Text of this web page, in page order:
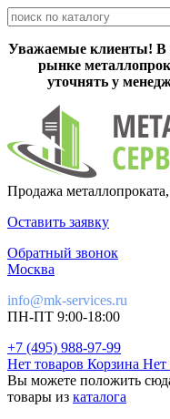
Уважаемые клиенты! В
рынке
уточнять у
Продажа
Оставить заявку
Обратный звонок
Москва
info@mk-services.ru
ПН-ПТ 9:00-18:00
+7 (495) 988-97-99
Нет товаров Корзина Нет
Вы можете положить
товары из каталога